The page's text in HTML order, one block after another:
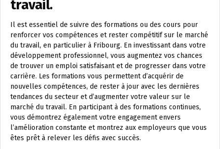
travail.
Il est essentiel de suivre des formations ou des cours pour
renforcer vos compétences et rester compétitif sur le marché
du travail, en particulier à Fribourg. En investissant dans votre
développement professionnel, vous augmentez vos chances
de trouver un emploi satisfaisant et de progresser dans votre
carrière. Les formations vous permettent d’acquérir de
nouvelles compétences, de rester à jour avec les dernières
tendances du secteur et d’augmenter votre valeur sur le
marché du travail. En participant à des formations continues,
vous démontrez également votre engagement envers
l’amélioration constante et montrez aux employeurs que vous
êtes prêt à relever les défis avec succès.